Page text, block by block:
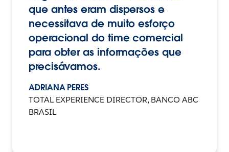
que antes eram dispersos e
necessitava de muito esforço
operacional do time comercial
para obter as informações que
precisávamos.
ADRIANA PERES
TOTAL EXPERIENCE DIRECTOR, BANCO ABC
BRASIL